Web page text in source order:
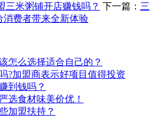
三米粥铺开店赚钱吗？ 下一篇： 三
消费者带来全新体验
怎么选择适合自己的？
?加盟商表示好项目值得投资
到钱吗？
选食材味美价优！
加盟扶持？